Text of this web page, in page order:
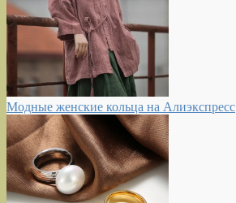
Модные женские кольца на Алиэкспресс